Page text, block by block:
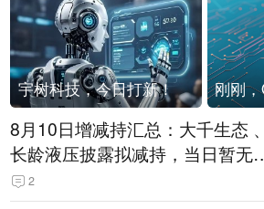
宇树科技，今日打新！
8月10日增减持汇总：大千生态 、
长龄液压披露拟减持，当日暂无A
股增持（表）
2